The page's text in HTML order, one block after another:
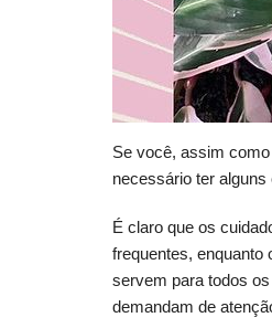
Se você, assim
necessário ter
É claro que os
frequentes, enquanto
servem para todos
demandam de